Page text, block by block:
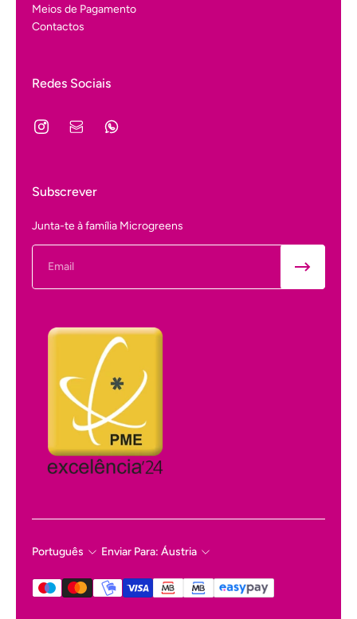
Meios de Pagamento
Contactos
Redes Sociais
Subscrever
Junta-te à família Microgreens
Português Enviar Para: Áustria